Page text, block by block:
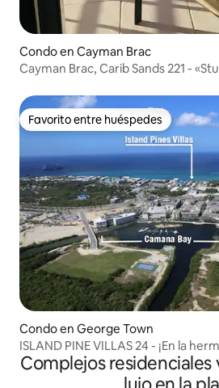
Condo en Cayman Brac
Cayman Brac, Carib Sands 221 -
Favorito entre huéspedes
Favorito entre huéspedes
Condo en George Town
ISLAND PINE VILLAS 24 - ¡En la
Complejos residenciales